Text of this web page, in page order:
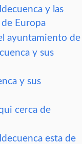
y las
Europa
ayuntamiento de
y sus
y sus
cerca de
esta de